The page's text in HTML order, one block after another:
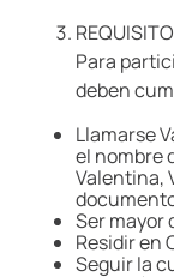
Para
deben
Llamarse
el nombre
Valentina,
Ser mayor
Residir en
Seguir la